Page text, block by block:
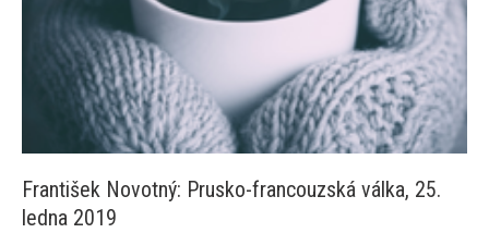
František Novotný: Prusko-francouzská válka, 25.
ledna 2019